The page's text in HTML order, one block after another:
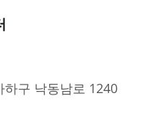
하구 낙동남로 1240